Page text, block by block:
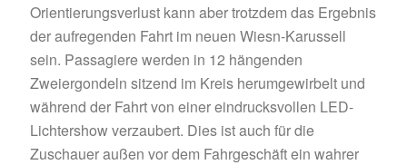
Orientierungsverlust kann aber trotzdem das Ergebnis
der aufregenden Fahrt im neuen Wiesn-Karussell
sein. Passagiere werden in 12 hängenden
Zweiergondeln sitzend im Kreis herumgewirbelt und
während der Fahrt von einer eindrucksvollen LED-
Lichtershow verzaubert. Dies ist auch für die
Zuschauer außen vor dem Fahrgeschäft ein wahrer